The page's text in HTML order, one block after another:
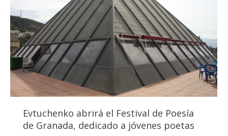
Evtuchenko abrirá el Festival de Poesía
de Granada, dedicado a jóvenes poetas